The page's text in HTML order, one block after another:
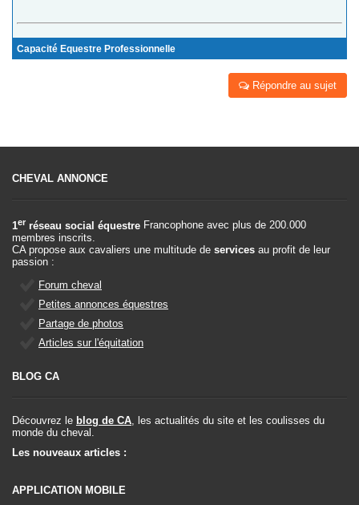
Capacité Equestre Professionnelle
Répondre au sujet
CHEVAL ANNONCE
1er réseau social équestre Francophone avec plus de 200.000
membres inscrits.
CA propose aux cavaliers une multitude de services au profit de leur
passion :
Forum cheval
Petites annonces équestres
Partage de photos
Articles sur l'équitation
BLOG CA
Découvrez le blog de CA , les actualités du site et les coulisses du
monde du cheval.
Les nouveaux articles :
APPLICATION MOBILE